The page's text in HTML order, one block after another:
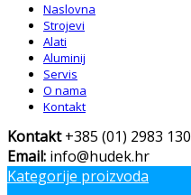
Naslovna
Strojevi
Alati
Aluminij
Servis
O nama
Kontakt
Kontakt+385 (01) 2983 130
Email: info@hudek.hr
Kategorije proizvoda